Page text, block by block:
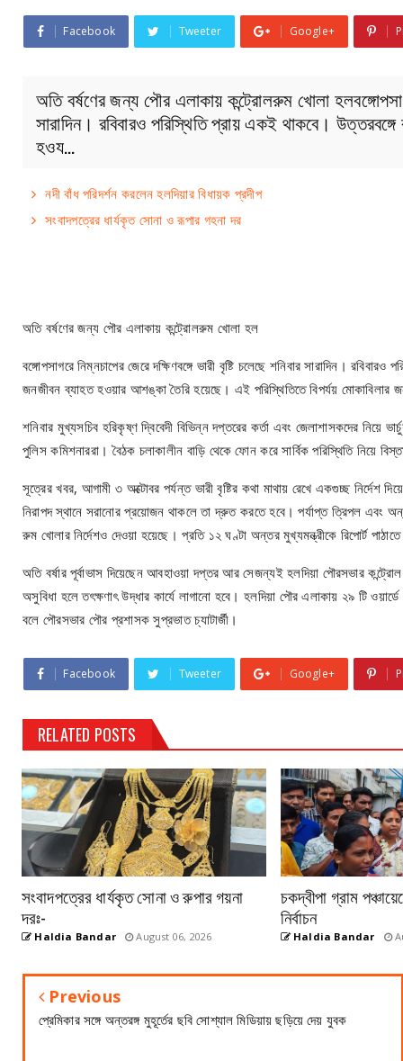
Facebook Tweeter Google+
অতি বর্ষণের জন্য পৌর এলাকায় কন্ট্রোলরুম খোলা
সারাদিন। রবিবারও পরিস্থিতি প্রায় একই থাকবে।
হওয…
নদী বাঁধ পরিদর্শন করলেন হলদিয়ার বিধায়ক প্রদীপ
সংবাদপত্রের ধার্যকৃত সোনা ও রূপার গহনা দর
অতি বর্ষণের জন্য পৌর এলাকায় কন্ট্রোলরুম খোলা হল
বঙ্গোপসাগরে নিম্নচাপের জেরে দক্ষিণবঙ্গে ভারী বৃষ্টি চলেছে শনিবার সারাদিন।
জনজীবন ব্যাহত হওয়ার আশঙ্কা তৈরি হয়েছে। এই পরিস্থিতিতে বিপর্যয় মোকাবিলার
শনিবার মুখ্যসচিব হরিকৃষ্ণ দ্বিবেদী বিভিন্ন দপ্তরের কর্তা এবং জেলাশাসকদের
পুলিস কমিশনাররা। বৈঠক চলাকালীন বাড়ি থেকে ফোন করে সার্বিক পরিস্থিতি নিয়ে
সূত্রের খবর, আগামী ৩ অক্টোবর পর্যন্ত ভারী বৃষ্টির কথা মাথায় রেখে একগুচ্ছ নির্দেশ
নিরাপদ স্থানে সরানোর প্রয়োজন থাকলে তা দ্রুত করতে হবে। পর্যাপ্ত ত্রিপল এবং
রুম খোলার নির্দেশও দেওয়া হয়েছে। প্রতি ১২ ঘণ্টা অন্তর মুখ্যমন্ত্রীকে রিপোর্ট
অতি বর্ষার পূর্বাভাস দিয়েছেন আবহাওয়া দপ্তর আর সেজন্যই হলদিয়া পৌরসভার
অসুবিধা হলে তৎক্ষণাৎ উদ্ধার কার্যে লাগানো হবে। হলদিয়া পৌর এলাকায় ২৯ টি
বলে পৌরসভার পৌর প্রশাসক সুপ্রভাত চ্যাটার্জী।
Facebook Tweeter Google+
RELATED POSTS
সংবাদপত্রের ধার্যকৃত সোনা ও রুপার গয়না
দরঃ-
Haldia Bandar August 06, 2026
চকদ্বীপা গ্রাম
নির্বাচন
Haldia Bandar
Previous
প্রেমিকার সঙ্গে অন্তরঙ্গ মুহূর্তের ছবি সোশ্যাল মিডিয়ায় ছড়িয়ে দেয় যুবক